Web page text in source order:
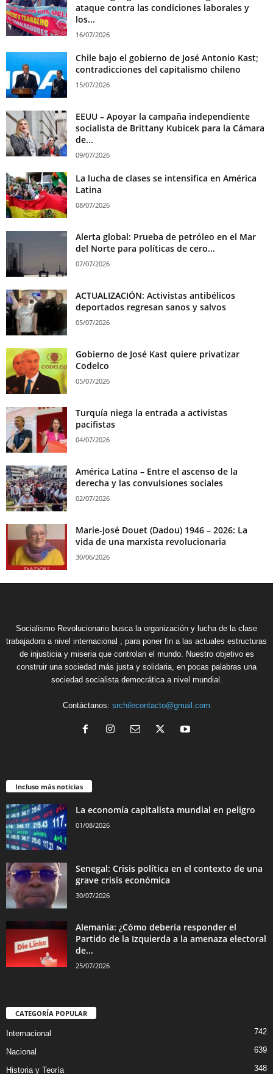
ataque contra las condiciones laborales y
los...
16/07/2026
Chile bajo el gobierno de José Antonio Kast;
contradicciones del capitalismo chileno
15/07/2026
EEUU – Apoyar la campaña independiente
socialista de Brittany Kubicek para la Cámara
de...
09/07/2026
La lucha de clases se intensifica en América
Latina
08/07/2026
Alerta global: Prueba de petróleo en el Mar
del Norte para políticas de cero...
07/07/2026
ACTUALIZACIÓN: Activistas antibélicos
deportados regresan sanos y salvos
05/07/2026
Gobierno de José Kast quiere privatizar
Codelco
05/07/2026
Turquía niega la entrada a activistas
pacifistas
04/07/2026
América Latina – Entre el ascenso de la
derecha y las convulsiones sociales
02/07/2026
Marie-José Douet (Dadou) 1946 – 2026: La
vida de una marxista revolucionaria
30/06/2026
Socialismo Revolucionario busca la organización y lucha de la clase
trabajadora a nivel internacional , para poner fin a las actuales estructuras
de injusticia y miseria que controlan el mundo. Nuestro objetivo es
construir una sociedad más justa y solidaria, en pocas palabras una
sociedad socialista democrática a nivel mundial.
Contáctanos: srchilecontacto@gmail.com
Incluso más noticias
La economía capitalista mundial en peligro
01/08/2026
Senegal: Crisis política en el contexto de una
grave crisis económica
30/07/2026
Alemania: ¿Cómo debería responder el
Partido de la Izquierda a la amenaza electoral
de...
25/07/2026
CATEGORÍA POPULAR
Internacional 742
Nacional 639
Historia y Teoría 348